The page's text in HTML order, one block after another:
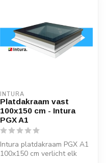
INTURA
Platdakraam vast
100x150 cm - Intura
PGX A1
Intura platdakraam PGX A1
100x150 cm verlicht elk